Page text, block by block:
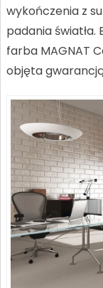
wykończenia z
padania światła.
farba MAGNAT
objęta